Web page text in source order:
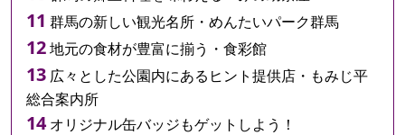
群馬の新しい観光名所・めんたいパーク群馬
地元の食材が豊富に揃う・食彩館
広々とした公園内にあるヒント提供店・もみじ平
総合案内所
オリジナル缶バッジもゲットしよう！